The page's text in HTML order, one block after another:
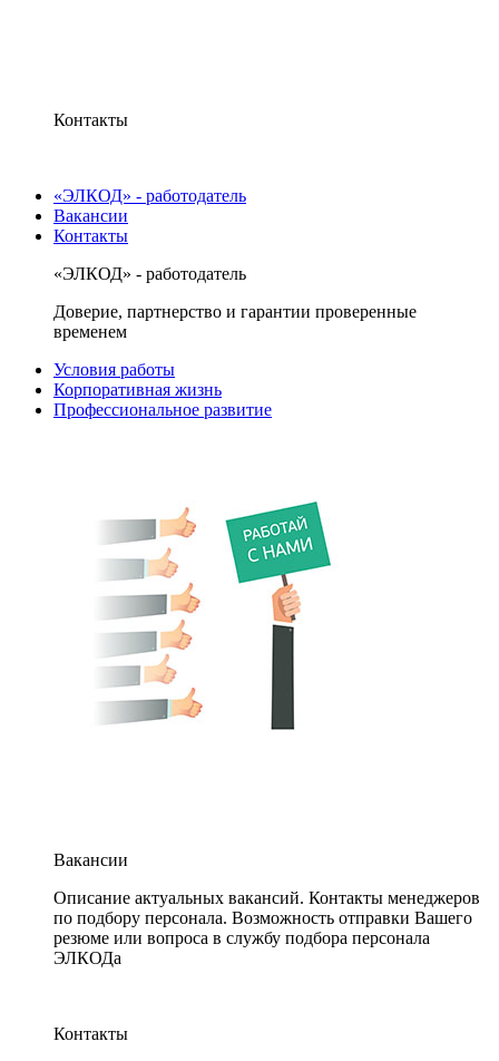
Контакты
«ЭЛКОД» - работодатель
Вакансии
Контакты
«ЭЛКОД» - работодатель
Доверие, партнерство и гарантии проверенные
временем
Условия работы
Корпоративная жизнь
Профессиональное развитие
Вакансии
Описание актуальных вакансий. Контакты менеджеров
по подбору персонала. Возможность отправки Вашего
резюме или вопроса в службу подбора персонала
ЭЛКОДа
Контакты